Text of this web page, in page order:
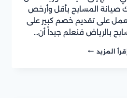
صيانة المسابح بأقل وأرخص
نعمل على تقديم خصم كبير على
بالرياض فنعلم جيداً أن…
المزيد شركة